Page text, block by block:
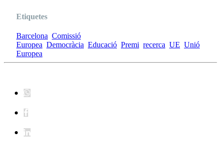
Etiquetes
Barcelona Comissió
Europea Democràcia Educació Premi recerca UE Unió
Europea